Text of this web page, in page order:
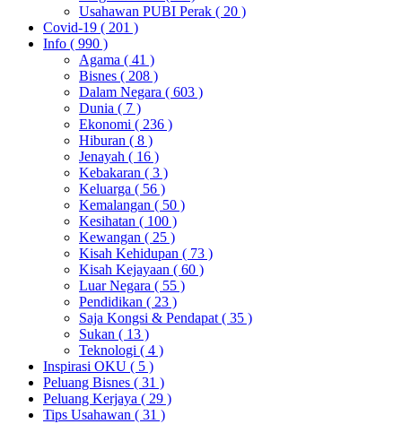
Usahawan PUBI Perak ( 20 )
Covid-19 ( 201 )
Info ( 990 )
Agama ( 41 )
Bisnes ( 208 )
Dalam Negara ( 603 )
Dunia ( 7 )
Ekonomi ( 236 )
Hiburan ( 8 )
Jenayah ( 16 )
Kebakaran ( 3 )
Keluarga ( 56 )
Kemalangan ( 50 )
Kesihatan ( 100 )
Kewangan ( 25 )
Kisah Kehidupan ( 73 )
Kisah Kejayaan ( 60 )
Luar Negara ( 55 )
Pendidikan ( 23 )
Saja Kongsi & Pendapat( 35 )
Sukan ( 13 )
Teknologi ( 4 )
Inspirasi OKU ( 5 )
Peluang Bisnes ( 31 )
Peluang Kerjaya ( 29 )
Tips Usahawan ( 31 )